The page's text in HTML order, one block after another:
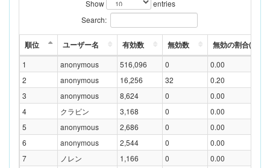
Show
entries
Search:
順位 ユーザー名 有効数 無効数 無効の割合(%)
1 anonymous 516,096 0
0.00
2
anonymous 16,256 32
0.20
3
anonymous 8,624 0
0.00
4
クラビン 3,168 0
0.00
5
anonymous 2,686 0
0.00
6
anonymous 2,544 0
0.00
7
ノレン 1,166 0
0.00